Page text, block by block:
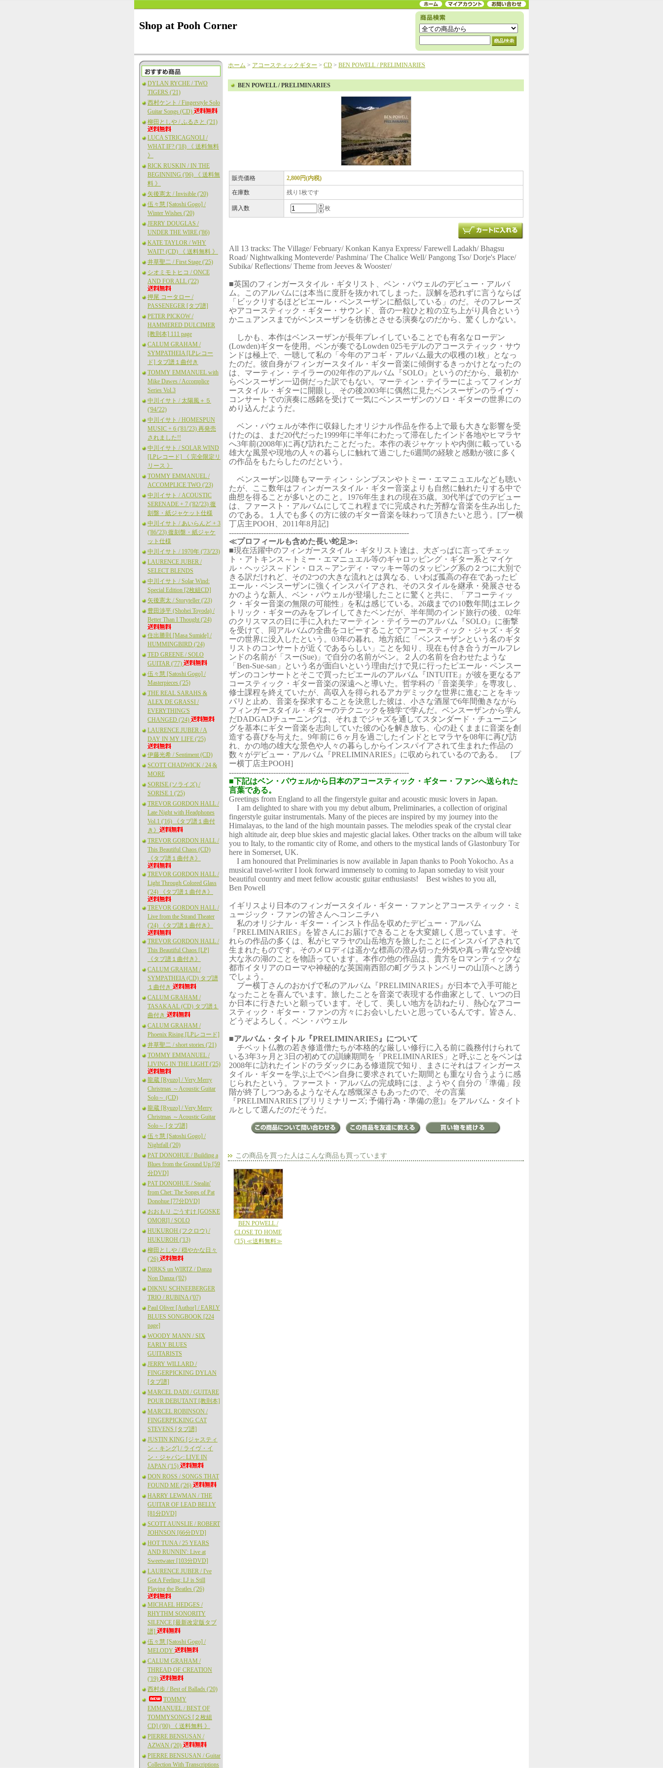
Shop at Pooh Corner
DYLAN RYCHE / TWO
TIGERS ('21)
西村ケント / Fingerstyle Solo
Guitar Songs (CD)
柳田としや / ふるさと ('21)
LUCA STRICAGNOLI /
WHAT IF? ('18) 《 送料無料
》
RICK RUSKIN / IN THE
BEGINNING ('06) 《 送料無
料 》
矢後憲太 / Invisible ('20)
伍々慧 [Satoshi Gogo] /
Winter Wishes ('20)
JERRY DOUGLAS /
UNDER THE WIRE ('86)
KATE TAYLOR / WHY
WAIT! (CD) 《 送料無料 》
井草聖二 / First Stage ('25)
シオミモトヒコ / ONCE
AND FOR ALL ('22)
押尾 コータロー /
PASSENEGER [タブ譜]
PETER PICKOW /
HAMMERED DULCIMER
[教則本] 111 page
CALUM GRAHAM /
SYMPATHEIA [LPレコー
ド] タブ譜１曲付き
TOMMY EMMANUEL with
Mike Dawes / Accomplice
Series Vol.3
中川イサト / 太陽風＋５
('94/'22)
中川イサト / HOMESPUN
MUSIC + 6 ('81/'23) 再発売
されました!!
中川イサト / SOLAR WIND
[LPレコード] 《 完全限定リ
リース 》
TOMMY EMMANUEL /
ACCOMPLICE TWO ('23)
中川イサト / ACOUSTIC
SERENADE + 7 ('82/'23) 復
刻盤・紙ジャケット仕様
中川イサト / あいらんど + 3
('86/'23) 復刻盤・紙ジャケ
ット仕様
中川イサト / 1970年 ('73/'23)
LAURENCE JUBER /
SELECT BLENDS
中川イサト / Solar Wind:
Special Edition [2枚組CD]
矢後憲太 / Storyteller ('23)
豊田渉平 (Shohei Toyoda) /
Better Than I Thought ('24)
住出勝則 [Masa Sumide] /
HUMMINGBIRD ('24)
TED GREENE / SOLO
GUITAR ('77)
伍々慧 [Satoshi Gogo] /
Masterpieces ('25)
THE REAL SARAHS &
ALEX DE GRASSI /
EVERYTHING'S
CHANGED ('24)
LAURENCE JUBER / A
DAY IN MY LIFE ('25)
伊藤光希 / Sentiment (CD)
SCOTT CHADWICK / 24 &
MORE
SORISE (ソライズ) /
SORISE 1 ('25)
TREVOR GORDON HALL /
Late Night with Headphones
Vol.1 ('16) 《タブ譜１曲付
き》
TREVOR GORDON HALL /
This Beautiful Chaos (CD)
《タブ譜１曲付き》
TREVOR GORDON HALL /
Light Through Colored Glass
('24) 《タブ譜１曲付き》
TREVOR GORDON HALL /
Live from the Strand Theater
('24) 《タブ譜１曲付き》
TREVOR GORDON HALL /
This Beautiful Chaos [LP]
《タブ譜１曲付き》
CALUM GRAHAM /
SYMPATHEIA (CD) タブ譜
１曲付き
CALUM GRAHAM /
TASAKAAL (CD) タブ譜１
曲付き
CALUM GRAHAM /
Phoenix Rising [LPレコード]
井草聖二 / short stories ('21)
TOMMY EMMANUEL /
LIVING IN THE LIGHT ('25)
龍蔵 [Ryuzo] / Very Merry
Christmas ～Acoustic Guitar
Solo～ (CD)
龍蔵 [Ryuzo] / Very Merry
Christmas ～Acoustic Guitar
Solo～ [タブ譜]
伍々慧 [Satoshi Gogo] /
Nightfall ('20)
PAT DONOHUE / Building a
Blues from the Ground Up [59
分DVD]
PAT DONOHUE / Stealin'
from Chet: The Songs of Pat
Donohue [77分DVD]
おおもり ごうすけ [GOSKE
OMORI] / SOLO
HUKUROH (フクロウ) /
HUKUROH ('13)
柳田としや / 穏やかな日々
('26)
DIRKS un WIRTZ / Danza
Non Danza ('02)
DIKNU SCHNEEBERGER
TRIO / RUBINA ('07)
Paul Oliver [Author] / EARLY
BLUES SONGBOOK [224
page]
WOODY MANN / SIX
EARLY BLUES
GUITARISTS
JERRY WILLARD /
FINGERPICKING DYLAN
[タブ譜]
MARCEL DADI / GUITARE
POUR DEBUTANT [教則本]
MARCEL ROBINSON /
FINGERPICKING CAT
STEVENS [タブ譜]
JUSTIN KING [ジャスティ
ン・キング] / ライヴ・イ
ン・ジャパン: LIVE IN
JAPAN ('15)
DON ROSS / SONGS THAT
FOUND ME ('26)
HARRY LEWMAN / THE
GUITAR OF LEAD BELLY
[81分DVD]
SCOTT AUNSLIE / ROBERT
JOHNSON [66分DVD]
HOT TUNA / 25 YEARS
AND RUNNIN': Live at
Sweetwater [103分DVD]
LAURENCE JUBER / I've
Got A Feeling: LJ is Still
Playing the Beatles ('26)
MICHAEL HEDGES /
RHYTHM SONORITY
SILENCE [最新改定版タブ
譜]
伍々慧 [Satoshi Gogo] /
MELODY
CALUM GRAHAM /
THREAD OF CREATION
('19)
西村歩 / Best of Ballads ('20)
TOMMY
EMMANUEL / BEST OF
TOMMYSONGS [２枚組
CD] ('00) 《 送料無料 》
PIERRE BENSUSAN /
AZWAN ('20)
PIERRE BENSUSAN / Guitar
Collection With Transcriptions
ホーム > アコースティックギター > CD > BEN POWELL / PRELIMINARIES
BEN POWELL / PRELIMINARIES
販売価格 2,800円(内税)
在庫数 残り1枚です
購入数 枚
All 13 tracks: The Village/ February/ Konkan Kanya Express/ Farewell Ladakh/ Bhagsu
Road/ Nightwalking Monteverde/ Pashmina/ The Chalice Well/ Pangong Tso/ Dorje's Place/
Subika/ Reflections/ Theme from Jeeves & Wooster/
■英国のフィンガースタイル・ギタリスト、ベン・パウェルのデビュー・アルバ
ム。このアルバムには本当に度肝を抜かれてしまった。誤解を恐れずに言うならば
「ビックリするほどピエール・ペンスーザンに酷似している」のだ。そのフレーズ
やアコースティック・ギター・サウンド、音の一粒ひと粒の立ち上がり具合という
かニュアンスまでがベンスーザンを彷彿とさせる演奏なのだから、驚くしかない。
しかも、本作はベンスーザンが長年プレイしていることでも有名なローデン
(Lowden)ギターを使用。ベンが奏でるLowden 025モデルのアコースティック・サウ
ンドは極上で、一聴して私の「今年のアコギ・アルバム最大の収穫の1枚」となっ
たのだ。彼自身がフィンガースタイル・ギター音楽に傾倒するきっかけとなったの
は、マーティン・テイラーの02年作のアルバム『SOLO』というのだから、最初か
らベンスーザン一辺倒だった訳でもない。マーティン・テイラーによってフィンガ
ースタイル・ギターに開眼し、その後2003年に偶然に見たベンスーザンのライヴ・
コンサートでの演奏に感銘を受けて一気にベンスーザンのソロ・ギターの世界にの
めり込んだようだ。
ベン・パウェルが本作に収録したオリジナル作品を作る上で最も大きな影響を受
けたのは、まだ20代だった1999年に半年にわたって滞在したインド各地やヒマラヤ
へ3年前(2008年)に再び訪れたことだった。本作の表ジャケットや内側に載っている
雄大な風景や現地の人々の暮らしに触れて過ごした6週間の経験と感動が彼に多く
の作品をもたらしたのだという。
ベンスーザン以降もマーティン・シンプスンやトミー・エマニュエルなども聴い
たが、ここ数年はフィンガースタイル・ギター音楽よりも自然に触れたりする中で
曲想を得ることが多いとのこと。1976年生まれの現在35歳。30代半ばでのデビュー
は、ファースト・アルバムにしてこれ程までに完成された芳醇な音楽を生み出した
のである。１人でも多くの方に彼のギター音楽を味わって頂きたいと思う。[プー横
丁店主POOH、2011年8月記]
-------------------------------------------------------------------------
≪プロフィールも含めた長い蛇足≫:
■現在活躍中のフィンガースタイル・ギタリスト達は、大ざっぱに言ってチェッ
ト・アトキンス～トミー・エマニュエル等のギャロッピング・ギター系とマイケ
ル・ヘッジス～ドン・ロス～アンディ・マッキー等のタッピング系の２つに大別で
きる訳だけれど、その2つの大きな流れとは異なる、いわば孤高の存在であったピ
エール・ペンスーザンに強くインスパイアされ、そのスタイルを継承・発展させる
かのような新人、ベン・パウェルが登場したことに驚くと共に、「アコーティッ
ク・ギター音楽の無限の可能性」を私は感じている。26歳までの10数年間はエレク
トリック・ギターのみをプレイしてきたベンだが、半年間のインド旅行の後、02年
のクリスマスの日に手に入れたマーティン・テイラーのアルバム『SOLO』に衝撃
を受けて、同アルバムの全曲をコピーすることでアコースティック・ジャズ・ギタ
ーの世界に没入したという。03年の暮れ、地方紙に「ベンスーザンという名のギタ
リストのコンサートが近くであるらしい」ことを知り、現在も付き合うガールフレ
ンドの名前が「スー(Sue)」で自分の名前がベン。２人の名前を合わせたような
「Ben-Sue-san」という名が面白いという理由だけで見に行ったピエール・ペンスー
ザンのコンサートとそこで買ったピエールのアルバム『INTUITE』が彼を更なるア
コースティック・ギター音楽の深遠へと導いた。哲学科の「音楽美学」を専攻し、
修士課程を終えていたが、高収入を得られるアカデミックな世界に進むことをキッ
パリと止め、音楽を探求することを決意した彼は、小さな酒屋で6年間働きながら
フィンガースタイル・ギターのテクニックを独学で学んだ。ベンスーザンから学ん
だDADGADチューニングは、それまでジャズを通してスタンダード・チューニン
グを基本にギター音楽を志向していた彼の心を解き放ち、心の赴くままに音楽を創
造する喜びを与えた。9年前に６ヶ月を過ごしたインドとヒマラヤを08年に再び訪
れ、かの地の雄大な景色や人々の暮らしからインスパイアされて生まれた作品の
数々がデビュー・アルバム『PRELIMINARIES』に収められているのである。 [プ
ー横丁店主POOH]
-------------------------------------------------------------------------
■下記はベン・パウェルから日本のアコースティック・ギター・ファンへ送られた
言葉である。
Greetings from England to all the fingerstyle guitar and acoustic music lovers in Japan.
I am delighted to share with you my debut album, Preliminaries, a collection of original
fingerstyle guitar instrumentals. Many of the pieces are inspired by my journey into the
Himalayas, to the land of the high mountain passes. The melodies speak of the crystal clear
high altitude air, deep blue skies and majestic glacial lakes. Other tracks on the album will take
you to Italy, to the romantic city of Rome, and others to the mystical lands of Glastonbury Tor
here in Somerset, UK.
I am honoured that Preliminaries is now available in Japan thanks to Pooh Yokocho. As a
musical travel-writer I look forward immensely to coming to Japan someday to visit your
beautiful country and meet fellow acoustic guitar enthusiasts! Best wishes to you all,
Ben Powell
イギリスより日本のフィンガースタイル・ギター・ファンとアコースティック・ミ
ュージック・ファンの皆さんへコンニチハ
私のオリジナル・ギター・インスト作品を収めたデビュー・アルバム
『PRELIMINARIES』を皆さんにお届けできることを大変嬉しく思っています。そ
れらの作品の多くは、私がヒマラヤの山岳地方を旅したことにインスパイアされて
生まれたものです。そのメロディは遥かな標高の澄み切った外気や真っ青な空や雄
大な氷の湖のことを物語っています。本作の他の作品は、貴方をロマンティックな
都市イタリアのローマや神秘的な英国南西部の町グラストンベリーの山頂へと誘う
でしょう。
プー横丁さんのおかげで私のアルバム『PRELIMINARIES』が日本で入手可能と
なったことを喜んでいます。旅したことを音楽で表現する作曲家として、いつの日
か日本に行きたいと願っています。そして、美しい地方を訪ねたり、熱心なアコー
スティック・ギター・ファンの方々にお会いしたいと思っているんです。皆さん、
どうぞよろしく。ベン・パウェル
■アルバム・タイトル『PRELIMINARIES』について
チベット仏教の若き修道僧たちが本格的な厳しい修行に入る前に義務付けられて
いる3年3ヶ月と3日の初めての訓練期間を「PRELIMINARIES」と呼ぶことをベンは
2008年に訪れたインドのラダックにある修道院で知り、まさにそれはフィンガース
タイル・ギターを学ぶ上でベン自身に要求されていた期間とも重なり合うように感
じられたという。ファースト・アルバムの完成時には、ようやく自分の「準備」段
階が終了しつつあるようなそんな感慨深さもあったので、その言葉
『PRELIMINARIES [プリリミナリーズ; 予備行為・準備の意]』をアルバム・タイト
ルとして選んだのだそうだ。
この商品を買った人はこんな商品も買っています
BEN POWELL /
CLOSE TO HOME
('15) ≪送料無料≫